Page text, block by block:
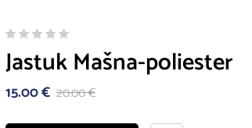
Jastuk Mašna-poliester
20.00€
15.00€